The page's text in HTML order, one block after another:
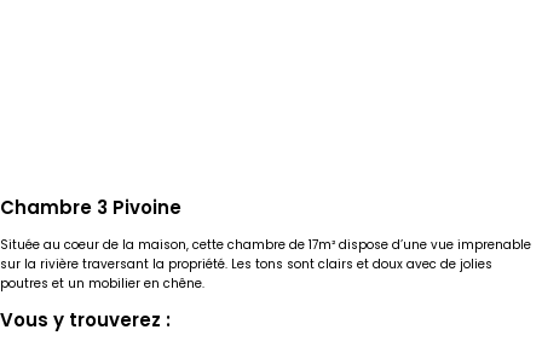
Chambre 3 Pivoine
Située au coeur de la maison, cette chambre de 17m² dispose d’une vue imprenable
sur la rivière traversant la propriété. Les tons sont clairs et doux avec de jolies
poutres et un mobilier en chêne.
Vous y trouverez :